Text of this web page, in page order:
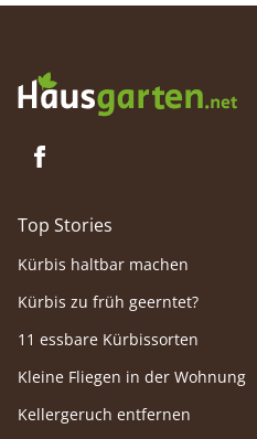
Top Stories
Kürbis haltbar machen
Kürbis zu früh geerntet?
11 essbare Kürbissorten
Kleine Fliegen in der Wohnung
Kellergeruch entfernen